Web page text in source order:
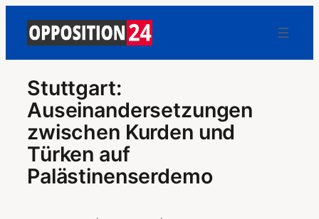
Stuttgart:
Auseinandersetzungen
zwischen Kurden und
Türken auf
Palästinenserdemo